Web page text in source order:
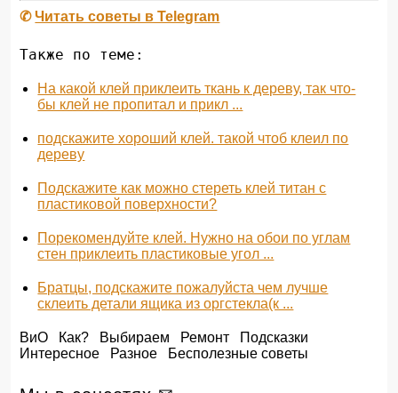
✆Читать советы в Telegram
Также по теме:
На какой клей приклеить ткань к дереву, так что-
бы клей не пропитал и прикл ...
подскажите хороший клей. такой чтоб клеил по
дереву
Подскажите как можно стереть клей титан с
пластиковой поверхности?
Порекомендуйте клей. Нужно на обои по углам
стен приклеить пластиковые угол ...
Братцы, подскажите пожалуйста чем лучше
склеить детали ящика из оргстекла(к ...
ВиО Как? Выбираем Ремонт
Подсказки
Интересное
Разное Бесполезные советы